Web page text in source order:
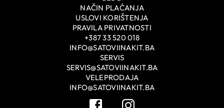
NAČIN PLAĆANJA
USLOVI KORIŠTENJA
PRAVILA PRIVATNOSTI
+387 33 520 018
INFO@SATOVIINAKIT.BA
SERVIS
SERVIS@SATOVIINAKIT.BA
VELEPRODAJA
INFO@SATOVIINAKIT.BA